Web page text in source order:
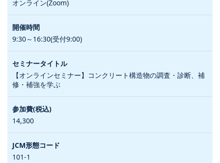
オンライン(Zoom)
9:30～16:30(受付9:00)
【オンラインセミナー】コンクリート構造物の調査・診断、補
修・補強を学ぶ
14,300
101-1